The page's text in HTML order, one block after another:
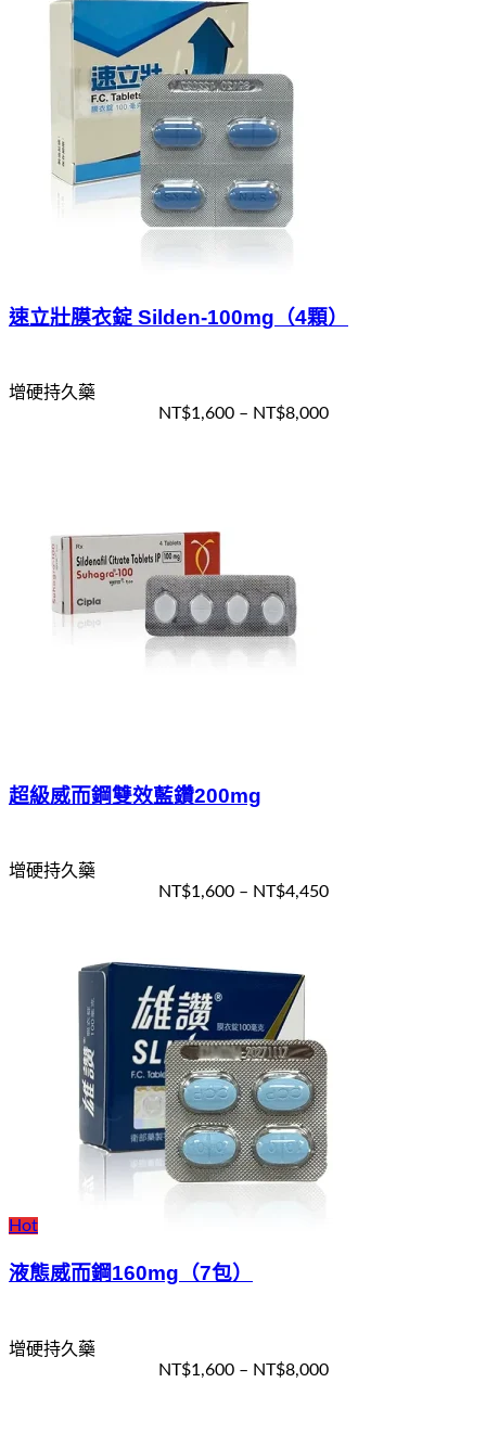
速立壯膜衣錠 Silden-100mg（4顆）
增硬持久藥
NT$1,600– NT$8,000
超級威而鋼雙效藍鑽200mg
增硬持久藥
NT$1,600– NT$4,450
Hot
液態威而鋼160mg（7包）
增硬持久藥
NT$1,600– NT$8,000